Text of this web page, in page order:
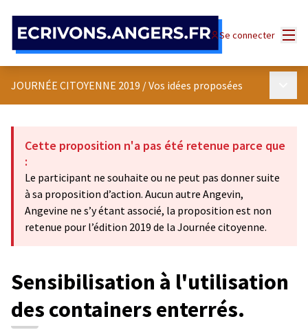
Se connecter
JOURNÉE CITOYENNE 2019 /Vos idées proposées
Cette proposition n'a pas été retenue parce que
:
Le participant ne souhaite ou ne peut pas donner suite
à sa proposition d’action. Aucun autre Angevin,
Angevine ne s’y étant associé, la proposition est non
retenue pour l’édition 2019 de la Journée citoyenne.
Sensibilisation à l'utilisation
des containers enterrés.